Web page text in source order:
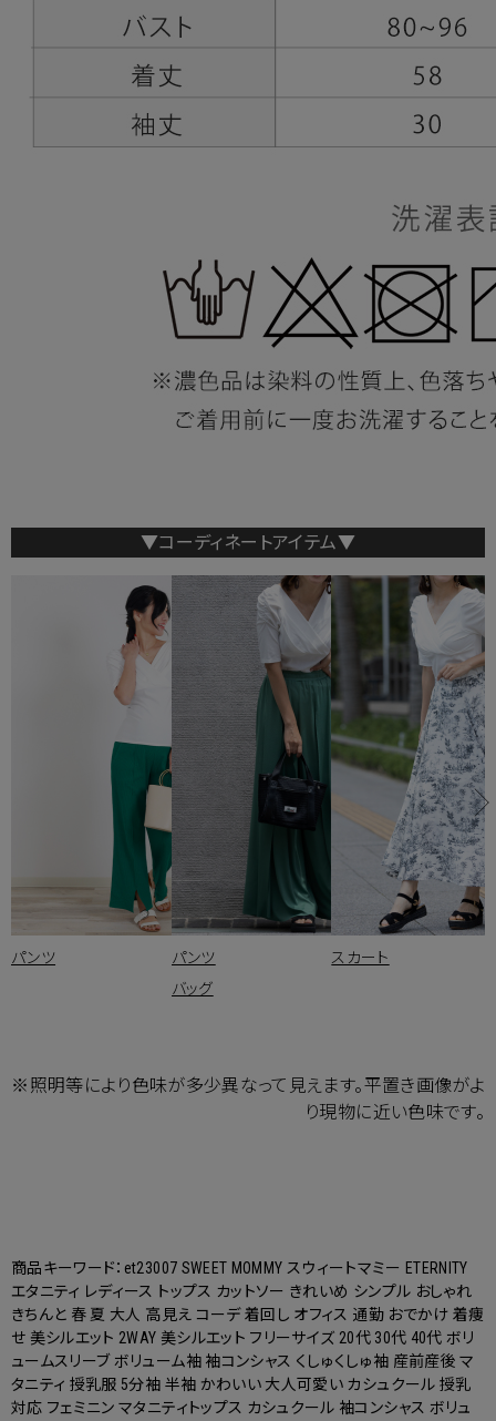
▼コーディネートアイテム▼
パンツ
パンツ
バッグ
スカート
※照明等により色味が多少異なって見えます。平置き画像がよ
り現物に近い色味です。
商品キーワード：et23007 SWEET MOMMY スウィートマミー ETERNITY
エタニティ レディース トップス カットソー きれいめ シンプル おしゃれ
きちんと 春 夏 大人 高見え コーデ 着回し オフィス 通勤 おでかけ 着痩
せ 美シルエット 2WAY 美シルエット フリーサイズ 20代 30代 40代 ボリ
ュームスリーブ ボリューム袖 袖コンシャス くしゅくしゅ袖 産前産後 マ
タニティ 授乳服 5分袖 半袖 かわいい 大人可愛い カシュクール 授乳
対応 フェミニン マタニティトップス カシュクール 袖コンシャス ボリュ